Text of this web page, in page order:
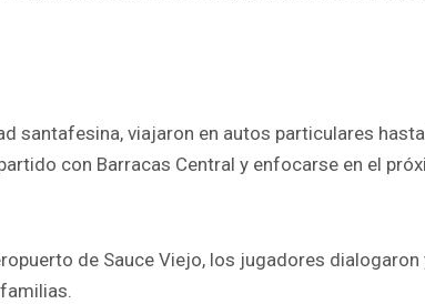
santafesina, viajaron en autos particulares
con Barracas Central y enfocarse en el
de Sauce Viejo, los jugadores